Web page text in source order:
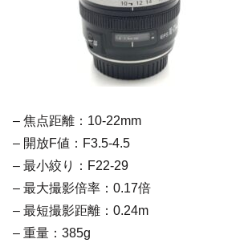
– 焦点距離：10-22mm
– 開放F値：F3.5-4.5
– 最小絞り：F22-29
– 最大撮影倍率：0.17倍
– 最短撮影距離：0.24m
– 重量：385g